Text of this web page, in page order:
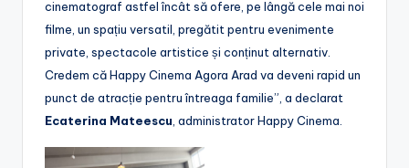
cinematograf astfel încât să ofere, pe lângă cele mai noi
filme, un spațiu versatil, pregătit pentru evenimente
private, spectacole artistice și conținut alternativ.
Credem că Happy Cinema Agora Arad va deveni rapid un
punct de atracție pentru întreaga familie”, a declarat
Ecaterina Mateescu , administrator Happy Cinema.